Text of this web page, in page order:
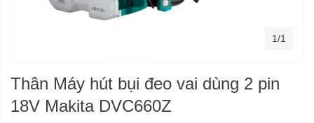
Thân Máy hút bụi đeo vai dùng 2 pin
18V Makita DVC660Z
1/1